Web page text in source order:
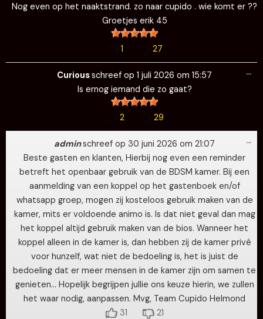
Nog even op het naaktstrand. zo naar cupido . wie komt er ??
Groetjes erik 45
1 27
Curiousschreef op 1 juli 2026 om 15:57
Is ernog iemand die zo gaat?
2 29
…
adminschreef op 30 juni 2026 om 21:07
Beste gasten en klanten, Hierbij nog even een reminder
betreft het openbaar gebruik van de BDSM kamer. Bij een
aanmelding van een koppel op het gastenboek en/of
whatsapp groep, mogen zij kosteloos gebruik maken van de
kamer, mits er voldoende animo is. Is dat niet geval dan mag
het koppel altijd gebruik maken van de bios. Wanneer het
koppel alleen in de kamer is, dan hebben zij de kamer privé
voor hunzelf, wat niet de bedoeling is, het is juist de
bedoeling dat er meer mensen in de kamer zijn om samen te
genieten… Hopelijk begrijpen jullie ons keuze hierin, we zullen
het waar nodig, aanpassen. Mvg, Team Cupido Helmond
31
21
…